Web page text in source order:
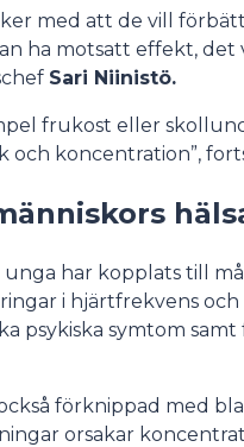
med att de vill
ha motsatt effekt, det
Sari Niinistö.
frukost eller
och koncentration”,
har kopplats till
i hjärtfrekvens
psykiska symtom samt
förknippad med
orsakar